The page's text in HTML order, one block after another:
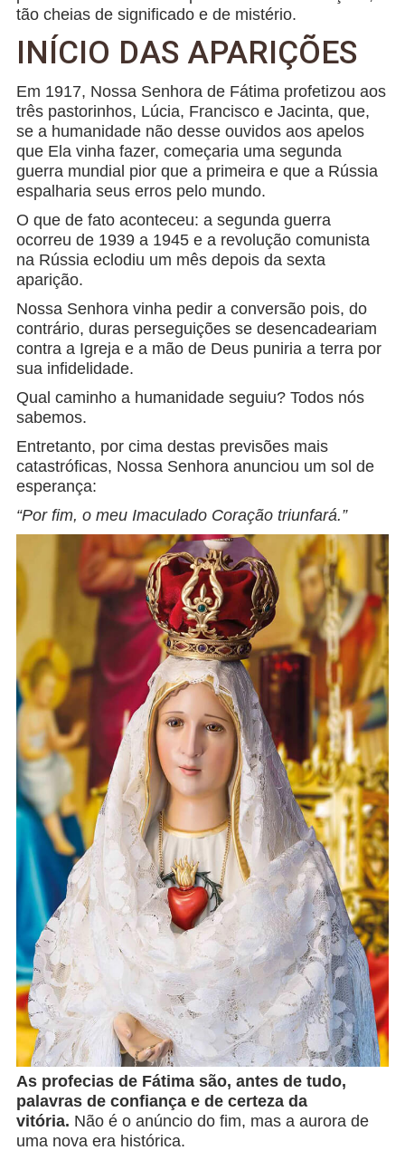
tão cheias de significado e de mistério.
INÍCIO DAS APARIÇÕES
Em 1917, Nossa Senhora de Fátima profetizou aos
três pastorinhos, Lúcia, Francisco e Jacinta, que,
se a humanidade não desse ouvidos aos apelos
que Ela vinha fazer, começaria uma segunda
guerra mundial pior que a primeira e que a Rússia
espalharia seus erros pelo mundo.
O que de fato aconteceu: a segunda guerra
ocorreu de 1939 a 1945 e a revolução comunista
na Rússia eclodiu um mês depois da sexta
aparição.
Nossa Senhora vinha pedir a conversão pois, do
contrário, duras perseguições se desencadeariam
contra a Igreja e a mão de Deus puniria a terra por
sua infidelidade.
Qual caminho a humanidade seguiu? Todos nós
sabemos.
Entretanto, por cima destas previsões mais
catastróficas, Nossa Senhora anunciou um sol de
esperança:
“Por fim, o meu Imaculado Coração triunfará.”
As profecias de Fátima são, antes de tudo,
palavras de confiança e de certeza da
vitória. Não é o anúncio do fim, mas a aurora de
uma nova era histórica.